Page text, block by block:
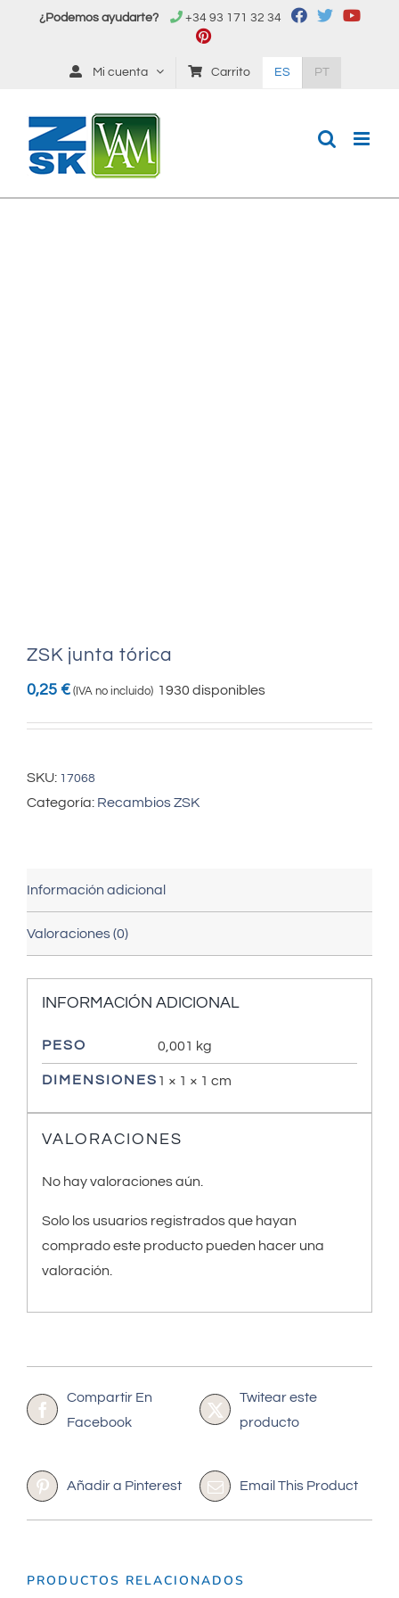
¿Podemos ayudarte? +34 93 171 32 34
Mi cuenta Carrito ES PT
ZSK junta tórica
0,25 € (IVA no incluido) 1930 disponibles
SKU: 17068
Categoría: Recambios ZSK
Información adicional
Valoraciones (0)
INFORMACIÓN ADICIONAL
PESO 0,001 kg
DIMENSIONES 1 × 1 × 1 cm
VALORACIONES
No hay valoraciones aún.
Solo los usuarios registrados que hayan
comprado este producto pueden hacer una
valoración.
Compartir En
Facebook
Twitear este
producto
Añadir a Pinterest Email This Product
PRODUCTOS RELACIONADOS